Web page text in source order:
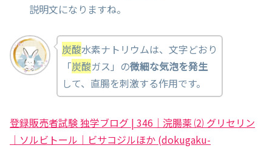
説明文になりますね。
炭酸水素ナトリウムは、文字どおり
「炭酸ガス」の微細な気泡を発生
して、直腸を刺激する作用です。
登録販売者試験 独学ブログ | 346｜浣腸薬 ⑵ グリセリン
｜ソルビトール｜ビサコジルほか (dokugaku-